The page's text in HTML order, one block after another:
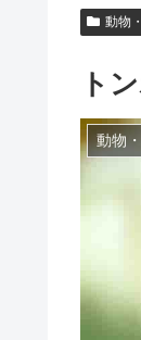
動物
ト
動物